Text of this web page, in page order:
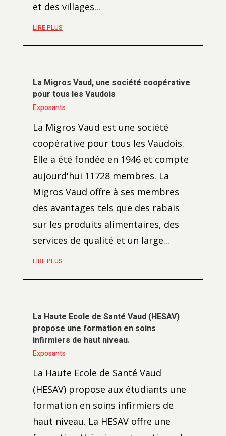
et des villages...
LIRE PLUS
La Migros Vaud, une société coopérative
pour tous les Vaudois
Exposants
La Migros Vaud est une société
coopérative pour tous les Vaudois.
Elle a été fondée en 1946 et compte
aujourd'hui 11728 membres. La
Migros Vaud offre à ses membres
des avantages tels que des rabais
sur les produits alimentaires, des
services de qualité et un large...
LIRE PLUS
La Haute Ecole de Santé Vaud (HESAV)
propose une formation en soins
infirmiers de haut niveau.
Exposants
La Haute Ecole de Santé Vaud
(HESAV) propose aux étudiants une
formation en soins infirmiers de
haut niveau. La HESAV offre une